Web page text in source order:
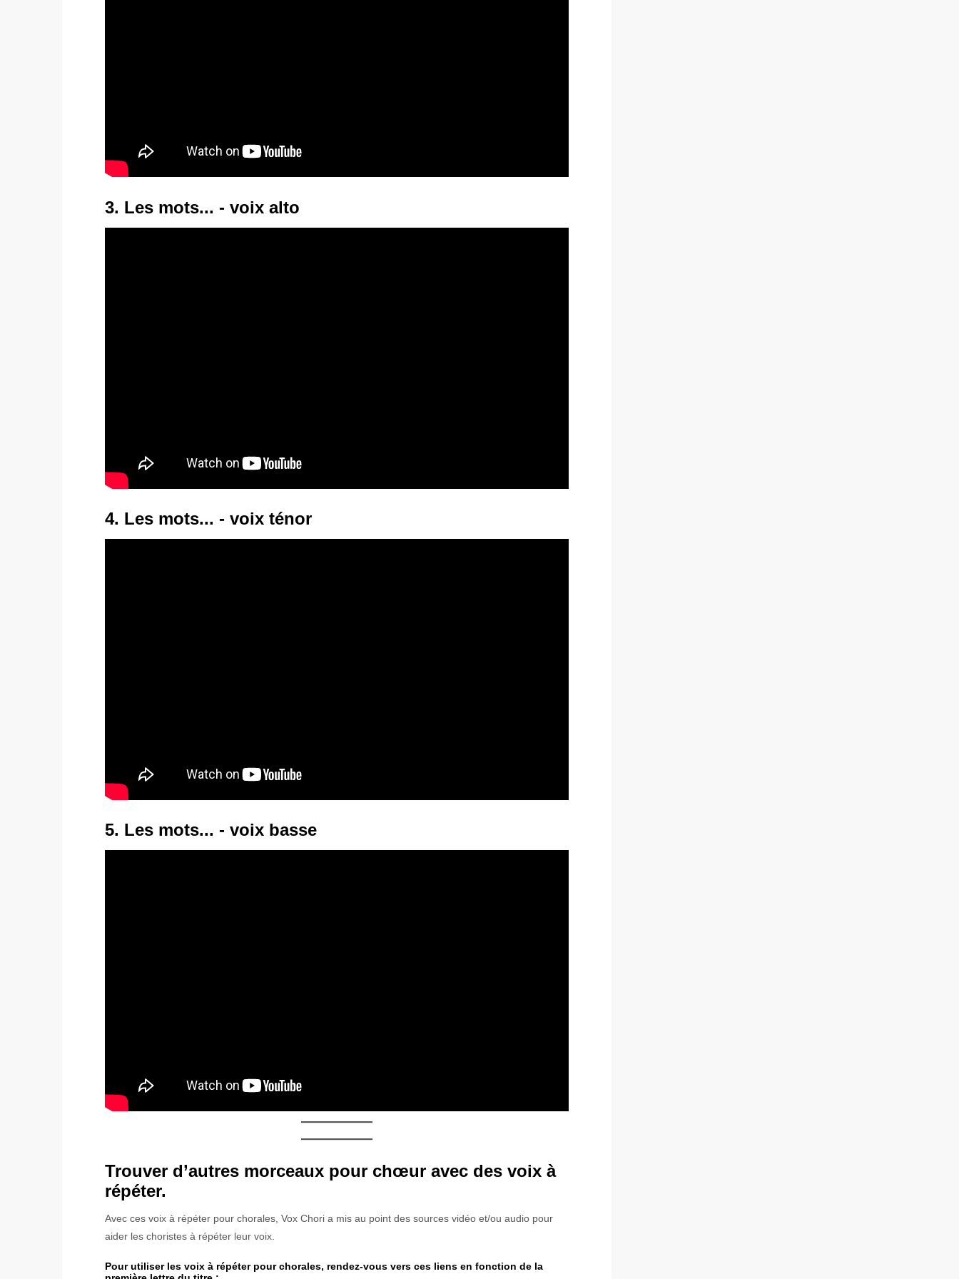
3. Les mots... - voix alto
4. Les mots... - voix ténor
5. Les mots... - voix basse
Trouver d’autres morceaux pour chœur avec des voix à
répéter.
Avec ces voix à répéter pour chorales, Vox Chori a mis au point des sources vidéo et/ou audio pour
aider les choristes à répéter leur voix.
Pour utiliser les voix à répéter pour chorales, rendez-vous vers ces liens en fonction de la